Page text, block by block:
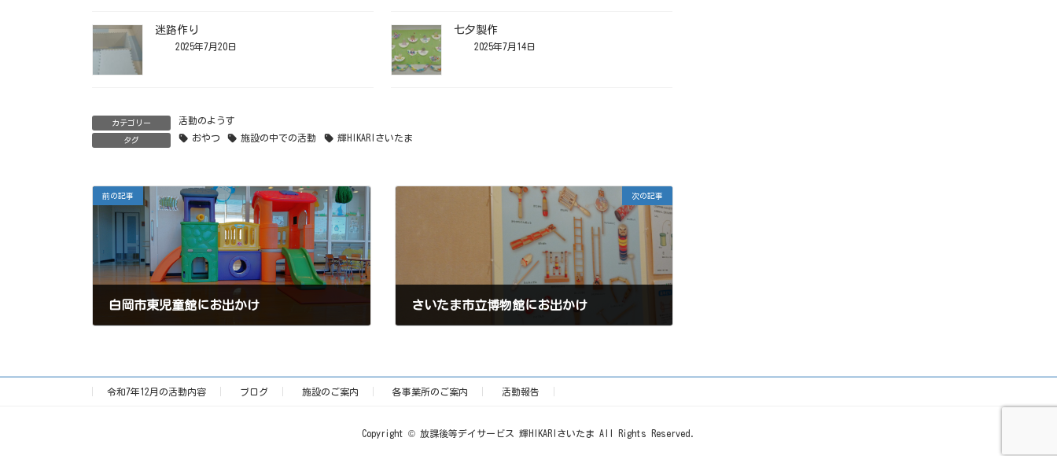
迷路作り
2025年7月20日
七夕製作
2025年7月14日
カテゴリー 活動のようす
タグ おやつ 施設の中での活動 輝HIKARIさいたま
前の記事
白岡市東児童館にお出かけ
次の記事
さいたま市立博物館にお出かけ
令和7年12月の活動内容 ブログ 施設のご案内 各事業所のご案内 活動報告
Copyright © 放課後等デイサービス 輝HIKARIさいたま All Rights Reserved.